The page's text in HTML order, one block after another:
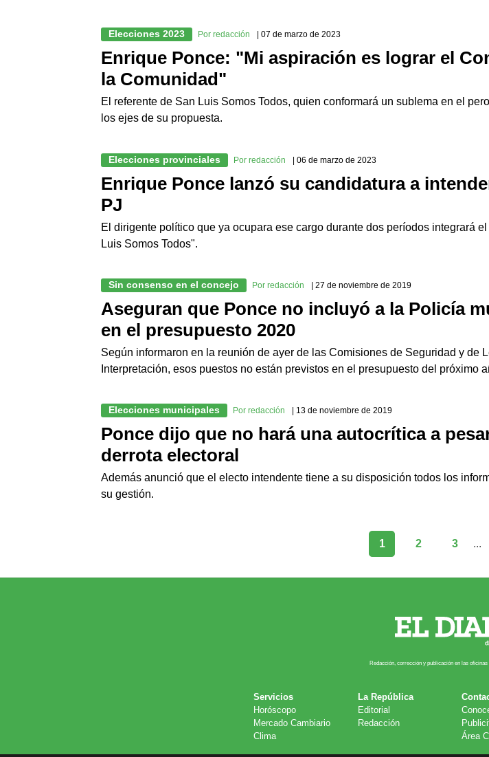
Elecciones 2023 Por redacción | 07 de marzo de 2023
Enrique Ponce: "Mi aspiración es lograr el
la Comunidad"
El referente de San Luis Somos Todos, quien conformará un sublema en el
los ejes de su propuesta.
Elecciones provinciales Por redacción | 06 de marzo de 2023
Enrique Ponce lanzó su candidatura a
PJ
El dirigente político que ya ocupara ese cargo durante dos períodos integrará
Luis Somos Todos".
Sin consenso en el concejo Por redacción | 27 de noviembre de 2019
Aseguran que Ponce no incluyó a la Policía
en el presupuesto 2020
Según informaron en la reunión de ayer de las Comisiones de Seguridad y de
Interpretación, esos puestos no están previstos en el presupuesto del próximo
Elecciones municipales Por redacción | 13 de noviembre de 2019
Ponce dijo que no hará una autocrítica a
derrota electoral
Además anunció que el electo intendente tiene a su disposición todos los
su gestión.
1 2 3 ...
Redacción, corrección y publicación en las oficinas
Servicios
Horóscopo
Mercado Cambiario
Clima
La República
Editorial
Redacción
Área